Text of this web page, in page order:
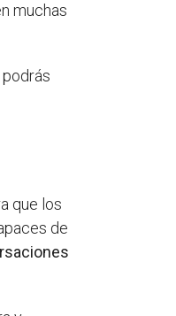
muchas
que los
de